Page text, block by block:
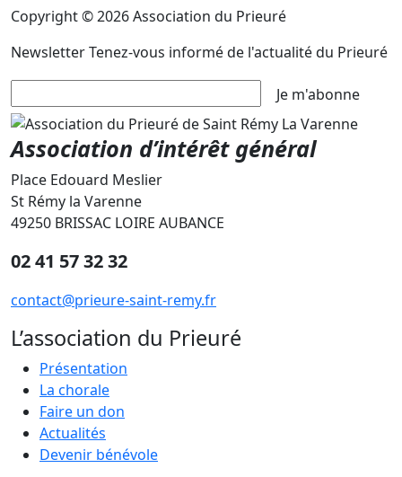
Copyright © 2026 Association du Prieuré
NewsletterTenez-vous informé de l'actualité du Prieuré
Je m'abonne
Association d’intérêt général
Place Edouard Meslier
St Rémy la Varenne
49250 BRISSAC LOIRE AUBANCE
02 41 57 32 32
contact@prieure-saint-remy.fr
L’association du Prieuré
Présentation
La chorale
Faire un don
Actualités
Devenir bénévole